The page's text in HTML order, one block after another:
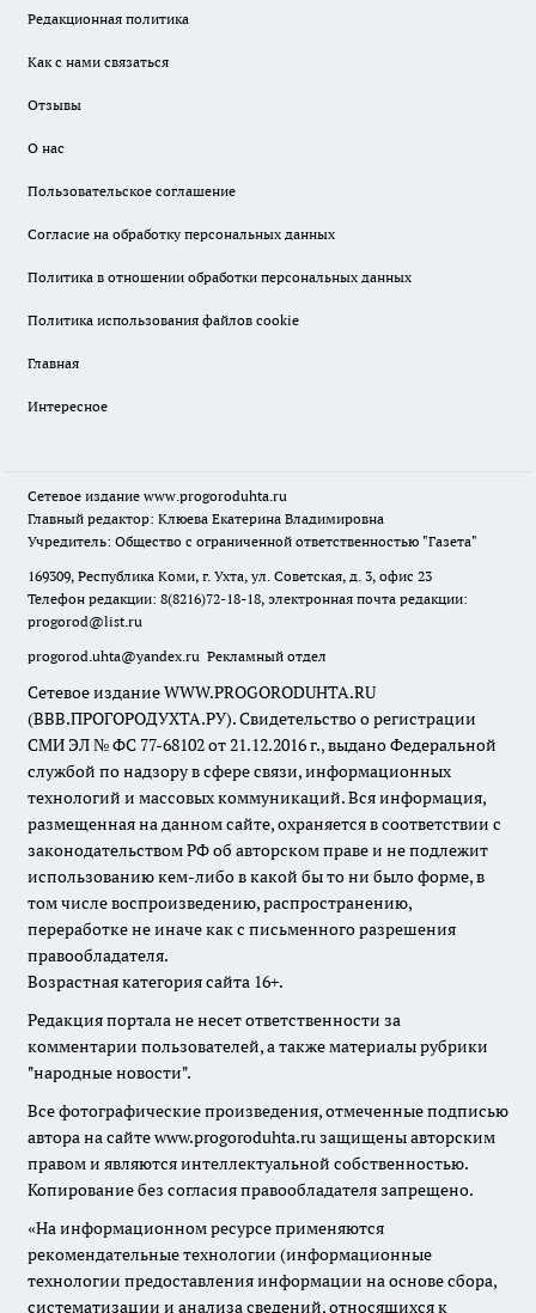
Редакционная политика
Как с нами связаться
Отзывы
О нас
Пользовательское соглашение
Согласие на обработку персональных данных
Политика в отношении обработки персональных данных
Политика использования файлов cookie
Главная
Интересное
Сетевое издание www.progoroduhta.ru
Главный редактор: Клюева Екатерина Владимировна
Учредитель: Общество с ограниченной ответственностью "Газета"
169309, Республика Коми, г. Ухта, ул. Советская, д. 3, офис 23
Телефон редакции: 8(8216)72-18-18, электронная почта редакции:
progorod@list.ru
progorod.uhta@yandex.ru Рекламный отдел
Сетевое издание WWW.PROGORODUHTA.RU
(ВВВ.ПРОГОРОДУХТА.РУ). Свидетельство о регистрации
СМИ ЭЛ № ФС 77-68102 от 21.12.2016 г., выдано Федеральной
службой по надзору в сфере связи, информационных
технологий и массовых коммуникаций. Вся информация,
размещенная на данном сайте, охраняется в соответствии с
законодательством РФ об авторском праве и не подлежит
использованию кем-либо в какой бы то ни было форме, в
том числе воспроизведению, распространению,
переработке не иначе как с письменного разрешения
правообладателя.
Возрастная категория сайта 16+.
Редакция портала не несет ответственности за
комментарии пользователей, а также материалы рубрики
"народные новости".
Все фотографические произведения, отмеченные подписью
автора на сайте www.progoroduhta.ru защищены авторским
правом и являются интеллектуальной собственностью.
Копирование без согласия правообладателя запрещено.
«На информационном ресурсе применяются
рекомендательные технологии (информационные
технологии предоставления информации на основе сбора,
систематизации и анализа сведений, относящихся к